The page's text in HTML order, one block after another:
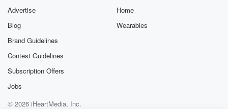
Advertise
Blog
Brand Guidelines
Contest Guidelines
Subscription Offers
Jobs
Home
Wearables
© 2026 iHeartMedia, Inc.